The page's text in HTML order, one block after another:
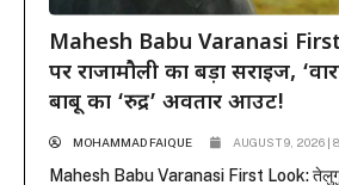
Mahesh Babu Varanasi
पर राजामौली का बड़ा सरप्राइज,
बाबू का ‘रुद्र’ अवतार आउट!
MOHAMMAD FAIQUE AUGUST 9, 2026 |
Mahesh Babu Varanasi First Look: तेलुगु